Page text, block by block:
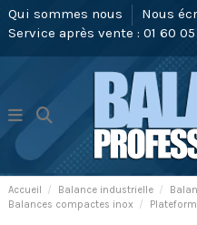
Qui sommes nous Nous
Service après vente : 01 60
Accueil Balance industrielle
Balances compactes inox